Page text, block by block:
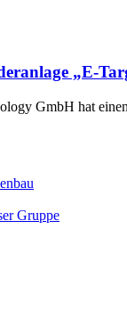
„E-
GmbH hat
Gruppe